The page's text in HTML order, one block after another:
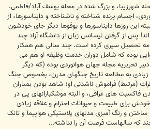
محله شهرزیبا، و بزرگ شده در محله یوسف آباد/فاطمی.
اجسام پرنده شناخته و ناشناخته و دایناسورها، از
این روزها دایناسورها و یوفوها دیگر جای خودشون
پس از گرفتن لیسانس زبان از دانشگاه آزاد چند
تحصیل سپری کرده است. چند سالی هم همکار
بوده که شامل دوران خدمت وظیفه او هم می
تحریریه مجله جهان هوانوردی بوده (که دیگر
به مطالعه تاریخ جنگهای مدرن، بخصوص جنگ
(مرتبط) فراموش ناشدنی او؛ شاهد بودن بمباران
فاکسبت های عراقی، و البته موشکبارانهای پی در
برای طبیعت و حیوانات احترام و علاقه زیادی
و رنگ آمیزی مدلهای پلاستیکی هواپیما و تانک
که سالهاست فرصت آن را نداشته...